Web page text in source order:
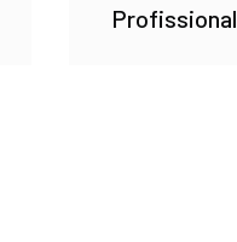
Profissional